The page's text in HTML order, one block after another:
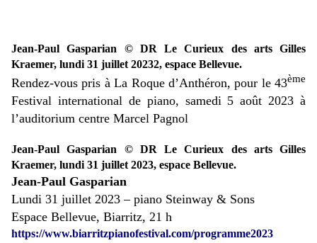
Jean-Paul Gasparian © DR Le Curieux des arts Gilles
Kraemer, lundi 31 juillet 20232, espace Bellevue.
Rendez-vous pris à La Roque d’Anthéron, pour le 43ème
Festival international de piano, samedi 5 août 2023 à
l’auditorium centre Marcel Pagnol
Jean-Paul Gasparian © DR Le Curieux des arts Gilles
Kraemer, lundi 31 juillet 2023, espace Bellevue.
Jean-Paul Gasparian
Lundi 31 juillet 2023 – piano Steinway & Sons
Espace Bellevue, Biarritz, 21 h
https://www.biarritzpianofestival.com/programme2023